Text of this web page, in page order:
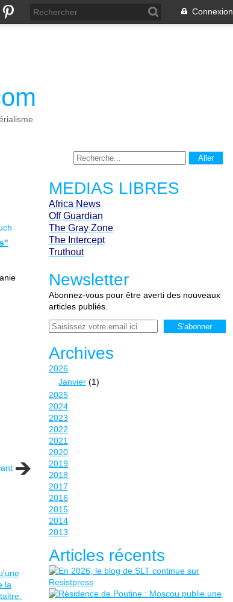
Connexion
MEDIAS LIBRES
Africa News
Off Guardian
The Gray Zone
The Intercept
Truthout
Newsletter
Abonnez-vous pour être averti des nouveaux
articles publiés.
Email
Archives
2026
Janvier (1)
2025
2024
2023
2022
2021
2020
2019
2018
2017
2016
2015
2014
2013
Articles récents